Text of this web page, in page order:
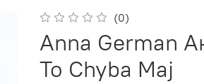
(0)
Anna German
To Chyba Maj